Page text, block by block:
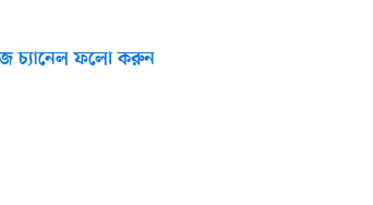
চ্যানেল ফলো করুন